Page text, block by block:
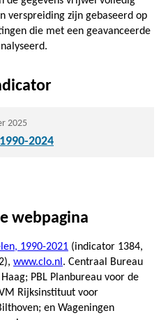
verspreiding zijn gebaseerd op
die met een geavanceerde
2025
2024
webpagina
1990-2021 (indicator 1384,
), www.clo.nl . Centraal Bureau
PBL Planbureau voor de
Rijksinstituut voor
en Wageningen